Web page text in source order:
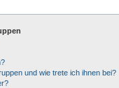
und wie trete ich ihnen bei?